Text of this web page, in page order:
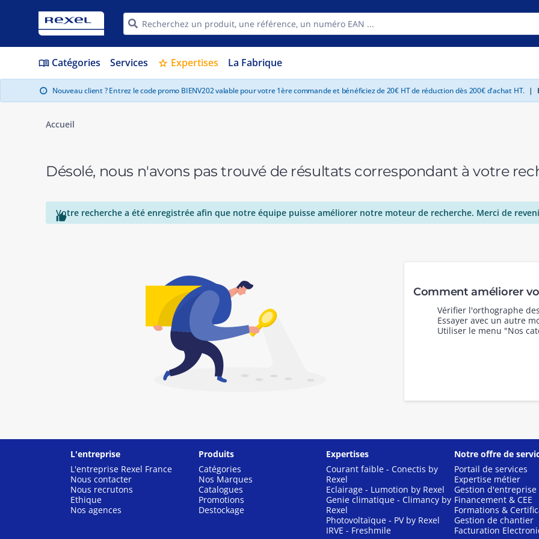
menu_book Catégories Services star Expertises La Fabrique
info Nouveau client ? Entrez le code promo BIENV202 valable pour votre 1ère commande et bénéficiez de 20€ HT de réduction dès 200€ d'achat HT. |
Accueil
Désolé, nous n'avons pas trouvé de résultats correspondant à votre

Votre recherche a été enregistrée afin que notre équipe puisse améliorer notre moteur de recherche. Merci de
Comment améliorer
Vérifier l'orthographe
Essayer avec un autre
Utiliser le menu "Nos
L'entreprise
L'entreprise Rexel France
Nous contacter
Nous recrutons
Ethique
Nos agences
Produits
Catégories
Nos Marques
Catalogues
Promotions
Destockage
Expertises
Courant faible - Conectis by
Rexel
Eclairage - Lumotion by Rexel
Genie climatique - Climancy by
Rexel
Photovoltaïque - PV by Rexel
IRVE - Freshmile
Notre offre de
Portail de services
Expertise métier
Gestion d'entreprise
Financement & CEE
Formations &
Gestion de chantier
Facturation